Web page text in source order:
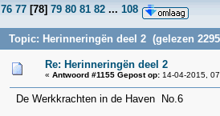
76 77[78] 79 80 81 82 ... 108
Topic: Herinneringën deel 2 (gelezen
Re: Herinneringën deel 2
« Antwoord #1155 Gepost op:14-04-2015,
De Werkkrachten in de Haven No.6